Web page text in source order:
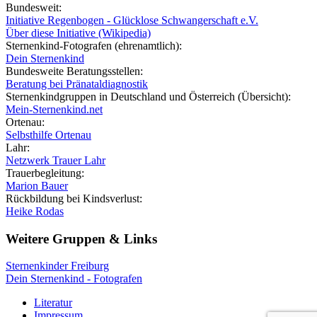
Bundesweit:
Initiative Regenbogen - Glücklose Schwangerschaft e.V.
Über diese Initiative (Wikipedia)
Sternenkind-Fotografen (ehrenamtlich):
Dein Sternenkind
Bundesweite Beratungsstellen:
Beratung bei Pränataldiagnostik
Sternenkindgruppen in Deutschland und Österreich (Übersicht):
Mein-Sternenkind.net
Ortenau:
Selbsthilfe Ortenau
Lahr:
Netzwerk Trauer Lahr
Trauerbegleitung:
Marion Bauer
Rückbildung bei Kindsverlust:
Heike Rodas
Weitere Gruppen & Links
Sternenkinder Freiburg
Dein Sternenkind - Fotografen
Literatur